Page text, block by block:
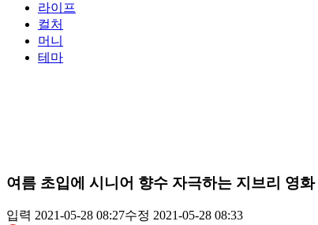
라이프
컬처
머니
테마
여름 초입에 시니어 향수 자극하는 지브리 영화
입력 2021-05-28 08:27수정 2021-05-28 08:33